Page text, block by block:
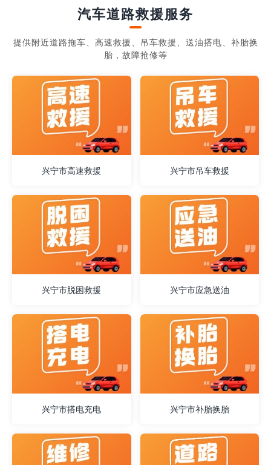
汽车道路救援服务
提供附近道路拖车、高速救援、吊车救援、送油搭电、补胎换
胎，故障抢修等
兴宁市高速救援 兴宁市吊车救援
兴宁市脱困救援 兴宁市应急送油
兴宁市搭电充电 兴宁市补胎换胎